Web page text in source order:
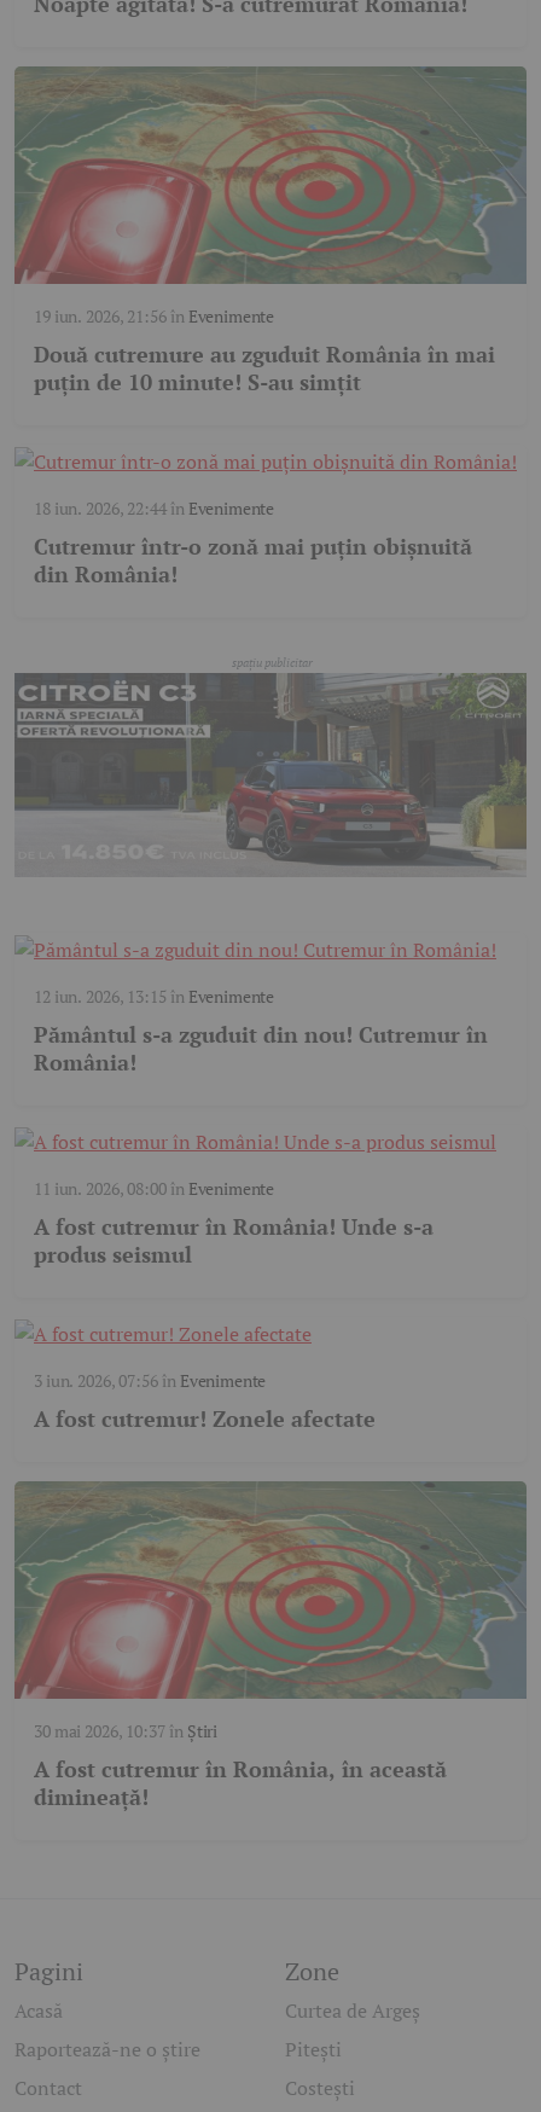
19 iun. 2026, 21:56în Evenimente
Două cutremure au zguduit România în mai
puțin de 10 minute! S-au simțit
18 iun. 2026, 22:44în Evenimente
Cutremur într-o zonă mai puțin obișnuită
din România!
12 iun. 2026, 13:15 în Evenimente
Pământul s-a zguduit din nou! Cutremur în
România!
11 iun. 2026, 08:00în Evenimente
A fost cutremur în România! Unde s-a
produs seismul
3 iun. 2026, 07:56în Evenimente
A fost cutremur! Zonele afectate
30 mai 2026, 10:37în Știri
A fost cutremur în România, în această
dimineață!
Pagini
Acasă
Raportează-ne o știre
Contact
Zone
Curtea de Argeș
Pitești
Costești